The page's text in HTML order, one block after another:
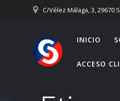
C/Vélez Málaga, 3, 29670
INICIO
ACCESO